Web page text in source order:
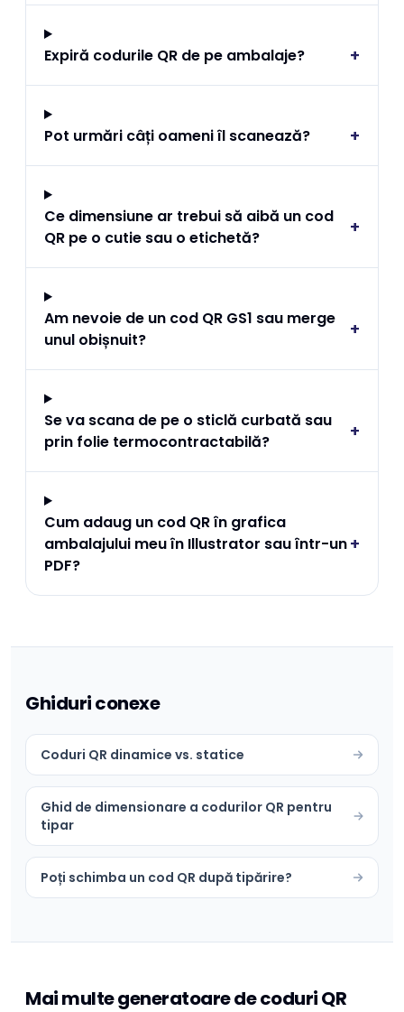
Expiră codurile QR de pe ambalaje? +
Pot urmări câți oameni îl scanează? +
Ce dimensiune ar trebui să aibă un cod
QR pe o cutie sau o etichetă?
+
Am nevoie de un cod QR GS1 sau merge
unul obișnuit?
+
Se va scana de pe o sticlă curbată sau
prin folie termocontractabilă?
+
Cum adaug un cod QR în grafica
ambalajului meu în Illustrator sau într-un
PDF?
+
Ghiduri conexe
Coduri QR dinamice vs. statice
Ghid de dimensionare a codurilor QR pentru
tipar
Poți schimba un cod QR după tipărire?
Mai multe generatoare de coduri QR